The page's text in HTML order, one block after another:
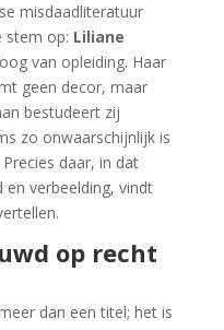
misdaadliteratuur
stem op: Liliane
van opleiding. Haar
geen decor, maar
bestudeert zij
zo onwaarschijnlijk is
daar, in dat
en verbeelding, vindt
op recht
dan een titel; het is